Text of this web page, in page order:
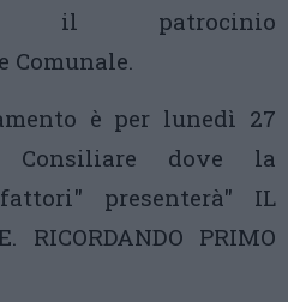
il patrocinio
è per lunedì 27
dove la
presenterà" IL
RICORDANDO PRIMO